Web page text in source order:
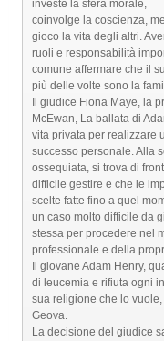
investe la sfera morale,
coinvolge la coscienza,
gioco la vita degli altri.
ruoli e responsabilità
comune affermare che il
più delle volte sono la
Il giudice Fiona Maye, la
McEwan, La ballata di
vita privata per realizzare
successo personale. Alla
ossequiata, si trova di
difficile gestire e che le
scelte fatte fino a quel
un caso molto difficile da
stessa per procedere nel
professionale e della
Il giovane Adam Henry,
di leucemia e rifiuta ogni
sua religione che lo
Geova.
La decisione del giudice